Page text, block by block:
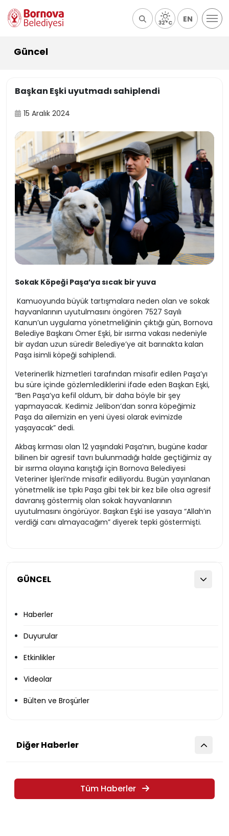
32°C EN
Güncel
GÜNCEL
Haberler
Duyurular
Etkinlikler
Videolar
Bülten ve Broşürler
Başkan Eşki uyutmadı sahiplendi
15 Aralık 2024
Sokak Köpeği Paşa’ya sıcak bir yuva
Kamuoyunda büyük tartışmalara neden olan ve sokak
hayvanlarının uyutulmasını öngören 7527 Sayılı
Kanun’un uygulama yönetmeliğinin çıktığı gün, Bornova
Belediye Başkanı Ömer Eşki, bir ısırma vakası nedeniyle
bir aydan uzun süredir Belediye’ye ait barınakta kalan
Paşa isimli köpeği sahiplendi.
Veterinerlik hizmetleri tarafından misafir edilen Paşa’yı
bu süre içinde gözlemlediklerini ifade eden Başkan Eşki,
“Ben Paşa’ya kefil oldum, bir daha böyle bir şey
yapmayacak. Kedimiz Jelibon’dan sonra köpeğimiz
Paşa da ailemizin en yeni üyesi olarak evimizde
yaşayacak” dedi.
Akbaş kırması olan 12 yaşındaki Paşa’nın, bugüne kadar
bilinen bir agresif tavrı bulunmadığı halde geçtiğimiz ay
bir ısırma olayına karıştığı için Bornova Belediyesi
Veteriner İşleri’nde misafir ediliyordu. Bugün yayınlanan
yönetmelik ise tıpkı Paşa gibi tek bir kez bile olsa agresif
davranış göstermiş olan sokak hayvanlarının
uyutulmasını öngörüyor. Başkan Eşki ise yasaya “Allah’ın
verdiği canı almayacağım” diyerek tepki göstermişti.
Diğer Haberler
Tüm Haberler